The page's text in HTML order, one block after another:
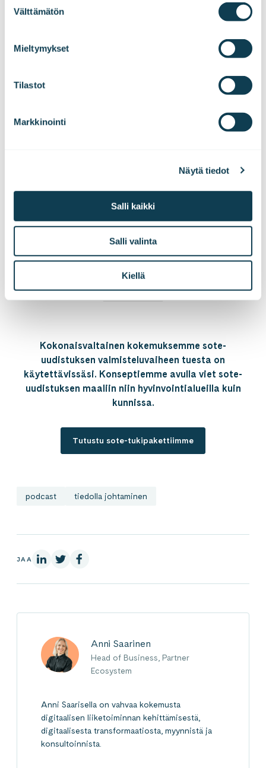
valinta
Välttämätön
Mieltymykset
Tilastot
Markkinointi
Näytä tiedot
Salli kaikki
Salli valinta
Kiellä
Sote-uudistus edessä?
Kokonaisvaltainen kokemuksemme sote-
uudistuksen valmisteluvaiheen tuesta on
käytettävissäsi. Konseptiemme avulla viet sote-
uudistuksen maaliin niin hyvinvointialueilla kuin
kunnissa.
Tutustu sote-tukipakettiimme
podcast tiedolla johtaminen
JAA LinkedInissä
X:ssäFacebookissa
Anni Saarinen
Head of Business, Partner
Ecosystem
Anni Saarisella on vahvaa kokemusta
digitaalisen liiketoiminnan kehittämisestä,
digitaalisesta transformaatiosta, myynnistä ja
konsultoinnista.